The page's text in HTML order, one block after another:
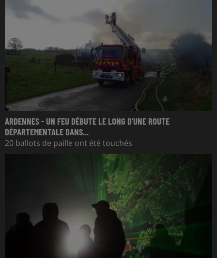
ARDENNES - UN FEU DÉBUTE LE LONG D'UNE ROUTE
DÉPARTEMENTALE DANS...
20 ballots de paille ont été touchés